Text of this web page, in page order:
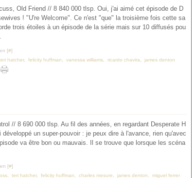
Old Friend // 8 840 000 tlsp. Oui, j'ai aimé cet épisode de D
! "U're Welcome". Ce n'est "que" la troisième fois cette sa
trois étoiles à un épisode de la série mais sur 10 diffusés pou
[#]
hatcher, felicity huffman vanessa williams ricardo chavira james denton
// 8 690 000 tlsp. Au fil des années, en regardant Desperate H
développé un super-pouvoir : je peux dire à l'avance, rien qu'avec
va être bon ou mauvais. Il se trouve que lorsque les scéna
[#]
teri hatcher, felicity huffman charles mesure james denton miguel ferrer